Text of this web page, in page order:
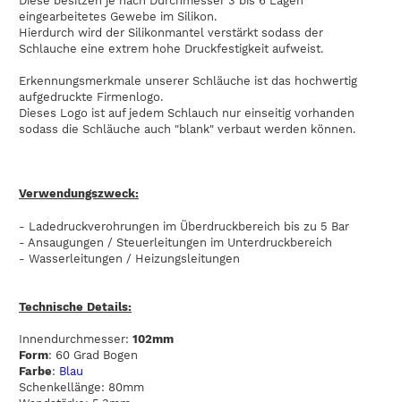
eingearbeitetes Gewebe im Silikon.
Hierdurch wird der Silikonmantel verstärkt sodass der
Schlauche eine extrem hohe Druckfestigkeit aufweist.
Erkennungsmerkmale unserer Schläuche ist das hochwertig
aufgedruckte Firmenlogo.
Dieses Logo ist auf jedem Schlauch nur einseitig vorhanden
sodass die Schläuche auch "blank" verbaut werden können.
Verwendungszweck:
- Ladedruckverohrungen im Überdruckbereich bis zu 5 Bar
- Ansaugungen / Steuerleitungen im Unterdruckbereich
- Wasserleitungen / Heizungsleitungen
Technische Details:
Innendurchmesser: 102mm
Form: 60 Grad Bogen
Farbe: Blau
Schenkellänge: 80mm